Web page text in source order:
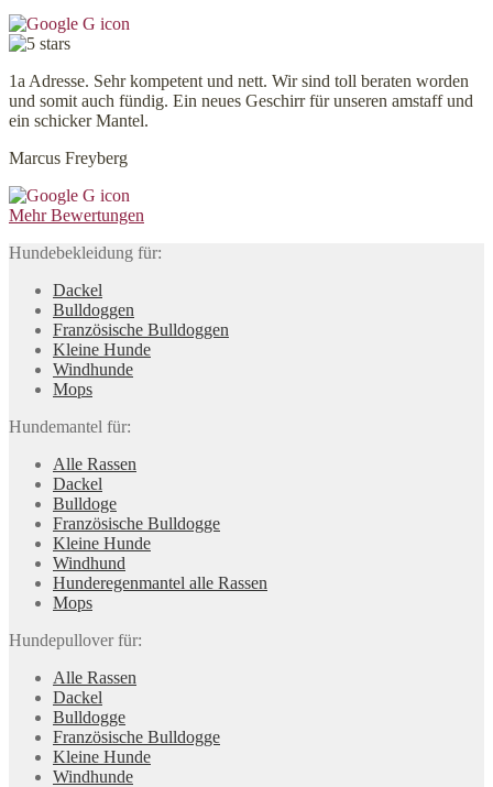
1a Adresse. Sehr kompetent und nett. Wir sind toll beraten worden
und somit auch fündig. Ein neues Geschirr für unseren amstaff und
ein schicker Mantel.
Marcus Freyberg
Mehr Bewertungen
Hundebekleidung für:
Dackel
Bulldoggen
Französische Bulldoggen
Kleine Hunde
Windhunde
Mops
Hundemantel für:
Alle Rassen
Dackel
Bulldoge
Französische Bulldogge
Kleine Hunde
Windhund
Hunderegenman­tel alle Rassen
Mops
Hundepullover für:
Alle Rassen
Dackel
Bulldogge
Französische Bulldogge
Kleine Hunde
Windhunde